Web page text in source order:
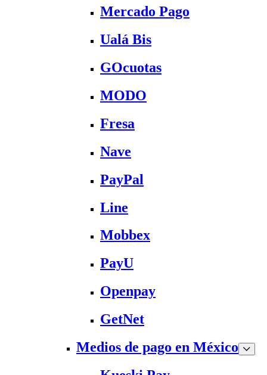
Mercado Pago
Ualá Bis
GOcuotas
MODO
Fresa
Nave
PayPal
Line
Mobbex
PayU
Openpay
GetNet
Medios de pago en México